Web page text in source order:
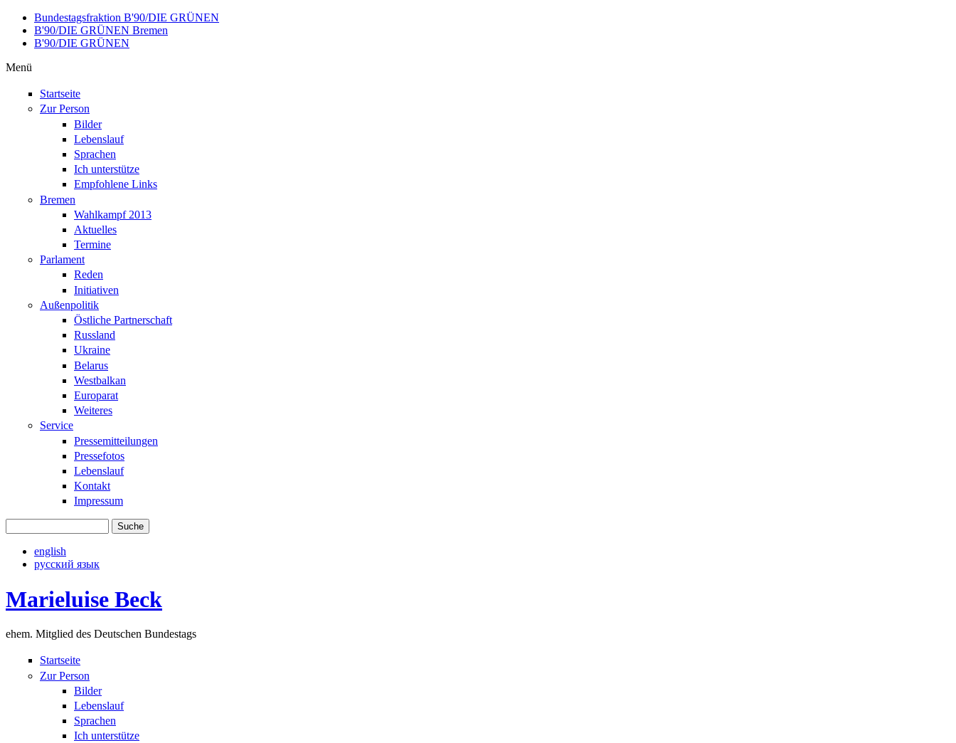
Direkt zum Inhalt
Bundestagsfraktion B'90/DIE GRÜNEN
B'90/DIE GRÜNEN Bremen
B'90/DIE GRÜNEN
Menü
Startseite
Zur Person
Bilder
Lebenslauf
Sprachen
Ich unterstütze
Empfohlene Links
Bremen
Wahlkampf 2013
Aktuelles
Termine
Parlament
Reden
Initiativen
Außenpolitik
Östliche Partnerschaft
Russland
Ukraine
Belarus
Westbalkan
Europarat
Weiteres
Service
Pressemitteilungen
Pressefotos
Lebenslauf
Kontakt
Impressum
english
русский язык
Marieluise Beck
ehem. Mitglied des Deutschen Bundestags
Startseite
Zur Person
Bilder
Lebenslauf
Sprachen
Ich unterstütze